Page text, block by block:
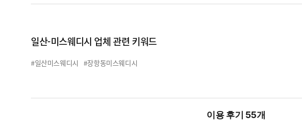
일산-미스웨디시 업체 관련 키워드
#일산미스웨디시 #장항동미스웨디시
이용 후기 55개